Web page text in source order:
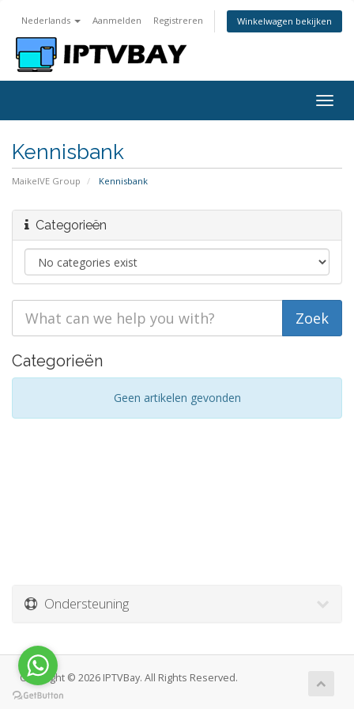
Nederlands Aanmelden Registreren Winkelwagen bekijken
Kennisbank
MaikelVE Group Kennisbank
Categorieën
Categorieën
Geen artikelen gevonden
Ondersteuning
Copyright © 2026 IPTVBay. All Rights Reserved.